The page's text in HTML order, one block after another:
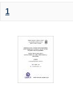
1